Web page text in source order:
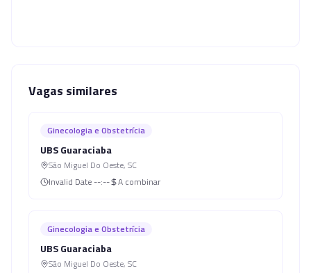
Vagas similares
Ginecologia e Obstetrícia
UBS Guaraciaba
São Miguel Do Oeste, SC
Invalid Date --:-- A combinar
Ginecologia e Obstetrícia
UBS Guaraciaba
São Miguel Do Oeste, SC